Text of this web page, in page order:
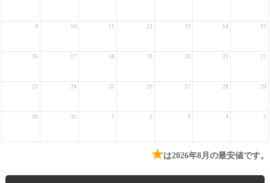
9 10 11 12 13 14 15
16 17 18 19 20 21 22
23 24 25 26 27 28 29
30 31 1 2 3 4 5
★は2026年8月の最安値です。